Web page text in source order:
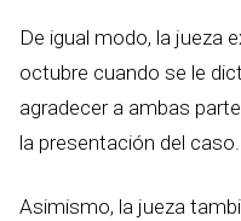
De igual modo, la jueza
octubre cuando se le
agradecer a ambas
la presentación del caso.
Asimismo, la jueza